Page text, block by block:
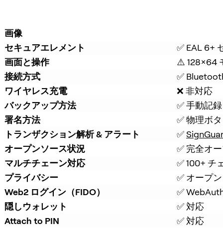
画像
セキュアエレメント
✅ EAL 6+
画面と操作
⚠️ 128×64
接続方式
✅
ワイヤレス充電
❌ 非対応
バックアップ方法
✅ 手動記
署名方法
✅ 物理ボ
トランザクション解析 & アラート
✅
オープンソース状況
✅ 完全オ
マルチチェーン対応
✅ 100+ チ
プライバシー
✅ オープ
Web2 ログイン（FIDO）
✅
隠しウォレット
✅ 対応
Attach to PIN
✅ 対応